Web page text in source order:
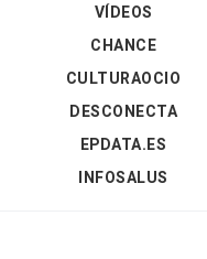
VÍDEOS
CHANCE
CULTURAOCIO
DESCONECTA
EPDATA.ES
INFOSALUS